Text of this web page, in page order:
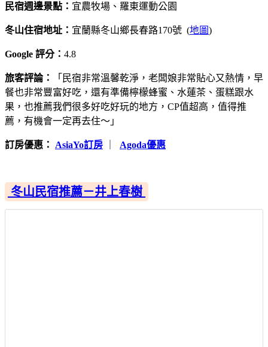
民宿週邊景點： 宜農牧場、羅東運動公園
冬山住宿地址： 宜蘭縣冬山鄉長春路170號 (地圖)
Google 評分： 4.8
旅客評論：
「民宿非常溫馨乾淨，老闆娘非常貼心又熱情，早
餐也非常豐富好吃，還有準備檸檬蜂蜜、水蓮茶、蛋糕跟水
果，也推薦我們很多好吃好玩的地方，CP值超高，值得推
薦，有機會一定再去住～」
訂房優惠： AsiaYo訂房 Agoda優惠
冬山民宿推薦－井上春樹